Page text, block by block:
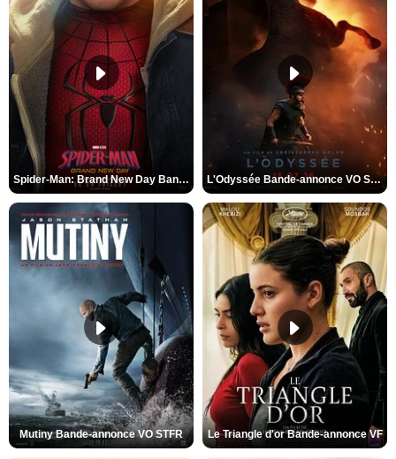
Spider-Man: Brand New Day Bande-annonce VO STFR L'Odyssée Bande-annonce VO STFR
Mutiny Bande-annonce VO STFR Le Triangle d'or Bande-annonce VF